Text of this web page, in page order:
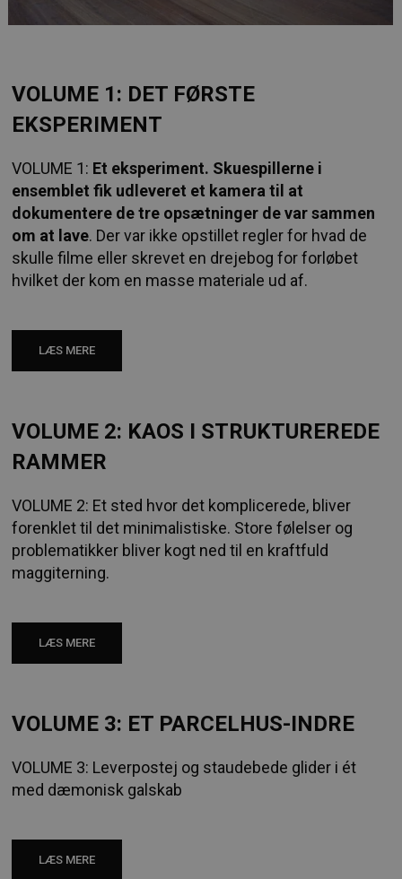
VOLUME 1: DET FØRSTE
EKSPERIMENT
VOLUME 1: Et eksperiment. Skuespillerne i
ensemblet fik udleveret et kamera til at
dokumentere de tre opsætninger de var sammen
om at lave. Der var ikke opstillet regler for hvad de
skulle filme eller skrevet en drejebog for forløbet
hvilket der kom en masse materiale ud af.
LÆS MERE
VOLUME 2: KAOS I STRUKTUREREDE
RAMMER
VOLUME 2: Et sted hvor det komplicerede, bliver
forenklet til det minimalistiske. Store følelser og
problematikker bliver kogt ned til en kraftfuld
maggiterning.
LÆS MERE
VOLUME 3: ET PARCELHUS-INDRE
VOLUME 3: Leverpostej og staudebede glider i ét
med dæmonisk galskab
LÆS MERE